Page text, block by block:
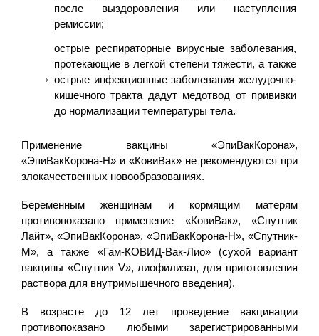
после выздоровления или наступления
ремиссии;
острые респираторные вирусные заболевания,
протекающие в легкой степени тяжести, а также
острые инфекционные заболевания желудочно-
кишечного тракта дадут медотвод от прививки
до нормализации температуры тела.
Применение вакцины «ЭпиВакКорона»,
«ЭпиВакКорона-Н» и «КовиВак» не рекомендуются при
злокачественных новообразованиях.
Беременным женщинам и кормящим матерям
противопоказано применение «КовиВак», «Спутник
Лайт», «ЭпиВакКорона», «ЭпиВакКорона-Н», «Спутник-
М», а также «Гам-КОВИД-Вак-Лио» (сухой вариант
вакцины «Спутник V», лиофилизат, для приготовления
раствора для внутримышечного введения).
В возрасте до 12 лет проведение вакцинации
противопоказано любыми зарегистрированными